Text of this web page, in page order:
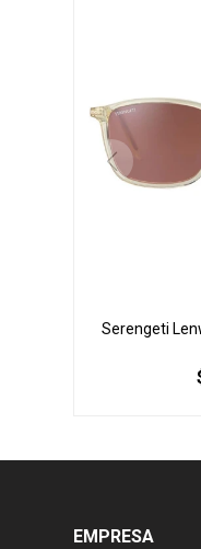
Serengeti
EMPRESA